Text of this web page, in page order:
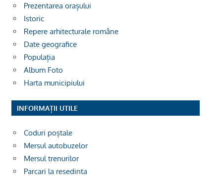
Prezentarea orașului
Istoric
Repere arhitecturale române
Date geografice
Populația
Album Foto
Harta municipiului
INFORMAȚII UTILE
Coduri poștale
Mersul autobuzelor
Mersul trenurilor
Parcari la resedinta